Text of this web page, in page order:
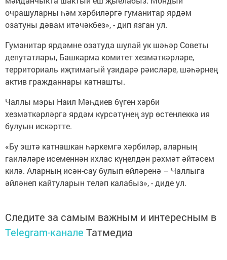
очрашуларны һәм хәрбиләргә гуманитар ярдәм
озатуны дәвам итәчәкбез», - дип язган ул.
Гуманитар ярдәмне озатуда шулай ук шәһәр Советы
депутатлары, Башкарма комитет хезмәткәрләре,
территориаль иҗтимагый үзидарә рәисләре, шәһәрнең
актив гражданнары катнашты.
Чаллы мэры Наил Мәһдиев бүген хәрби
хезмәткәрләргә ярдәм күрсәтүнең зур өстенлеккә ия
булуын искәртте.
«Бу эштә катнашкан һәркемгә хәрбиләр, аларның
гаиләләре исеменнән ихлас күңелдән рәхмәт әйтәсем
килә. Аларның исән-сау булып өйләренә – Чаллыга
әйләнеп кайтуларын теләп калабыз», - диде ул.
Следите за самым важным и интересным в
Telegram-канале Татмедиа